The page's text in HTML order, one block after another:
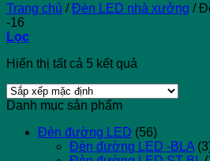
Trang chủ / Đèn LED nhà xưởng /
-16
Lọc
Hiển thị tất cả 5 kết quả
Danh mục sản phẩm
Đèn đường LED (56)
Đèn đường LED -BLA